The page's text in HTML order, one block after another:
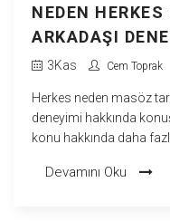
NEDEN
ARKADAŞI
3Kas Cem Toprak
Herkes neden masöz
deneyimi hakkında
konu hakkında daha
çok insanın ilgisini
Devamını Oku